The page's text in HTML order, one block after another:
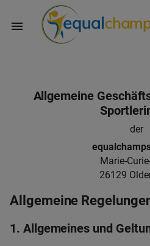
Allgemeine
der
Marie-
26129
Allgemeine
1. Allgemeines und